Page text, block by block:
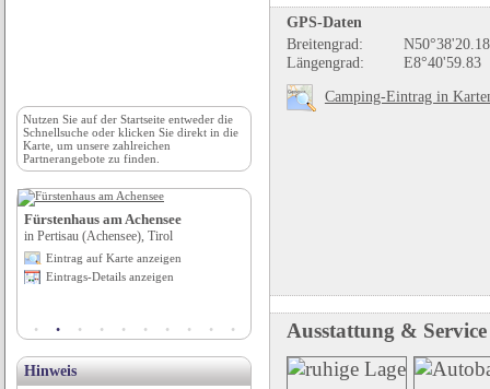
GPS-Daten
Breitengrad:
N50°38'20.18
Längengrad:
E8°40'59.83
Camping-Eintrag in
Ausstattung & Service
Nutzen Sie auf der Startseite entweder die
Schnellsuche oder klicken Sie direkt in die
Karte, um unsere zahlreichen
Partnerangebote zu finden.
Fürstenhaus am Achensee
in Pertisau (Achensee), Tirol
Eintrag auf Karte anzeigen
Eintrags-Details anzeigen
Eintrags-Details anzeigen
Hinweis